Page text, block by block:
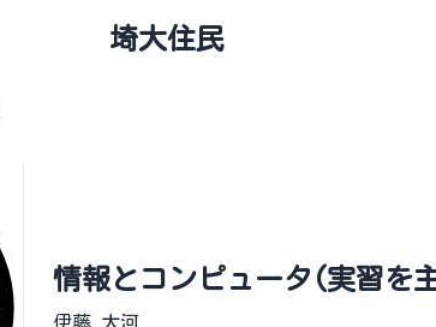
埼大住民
情報とコンピュータ(実習を
伊藤 大河